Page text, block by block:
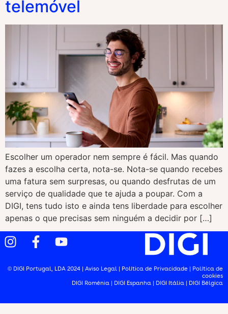
telemóvel
Escolher um operador nem sempre é fácil. Mas quando
fazes a escolha certa, nota-se. Nota-se quando recebes
uma fatura sem surpresas, ou quando desfrutas de um
serviço de qualidade que te ajuda a poupar. Com a
DIGI, tens tudo isto e ainda tens liberdade para escolher
apenas o que precisas sem ninguém a decidir por […]
© DIGI Portugal, LDA 2024 | Aviso Legal | Política de Privacidade | Política de
cookies
DIGI Roménia | DIGI Espanha | DIGI Itália | DIGI Bélgica